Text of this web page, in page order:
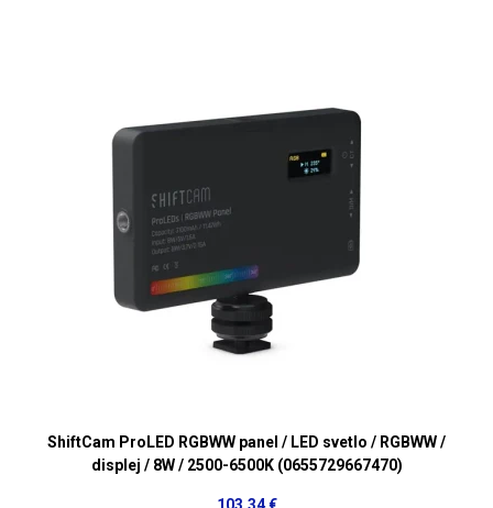
ShiftCam ProLED RGBWW panel / LED svetlo / RGBWW /
displej / 8W / 2500-6500K (0655729667470)